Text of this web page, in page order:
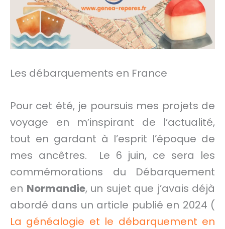
Les débarquements en France
Pour cet été, je poursuis mes projets de
voyage en m’inspirant de l’actualité,
tout en gardant à l’esprit l’époque de
mes ancêtres. Le 6 juin, ce sera les
commémorations du Débarquement
en Normandie, un sujet que j’avais déjà
abordé dans un article publié en 2024 (
La généalogie et le débarquement en